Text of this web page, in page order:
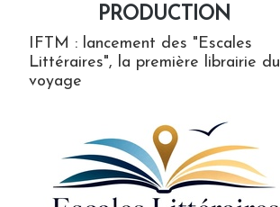
PRODUCTION
IFTM : lancement des "Escales
Littéraires", la première librairie du
voyage